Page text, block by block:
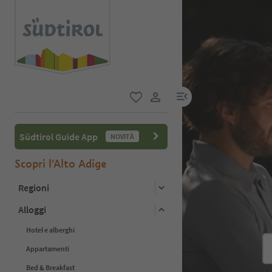
user link
menu link
Südtirol Guide App NOVITÀ
Scopri l'Alto Adige
Regioni
Alloggi
Hotel e alberghi
Appartamenti
Bed & Breakfast